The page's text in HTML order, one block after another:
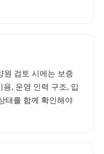
원 검토 시에는 보증
, 운영 인력 구조, 입
태를 함께 확인해야